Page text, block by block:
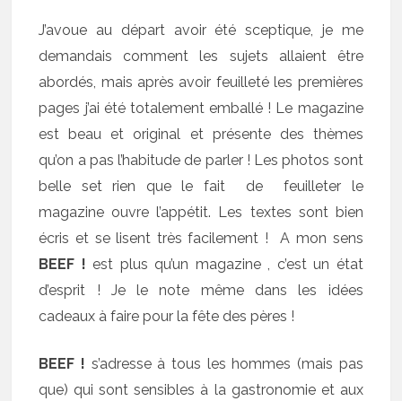
J’avoue au départ avoir été sceptique, je me
demandais comment les sujets allaient être
abordés, mais après avoir feuilleté les premières
pages j’ai été totalement emballé ! Le magazine
est beau et original et présente des thèmes
qu’on a pas l’habitude de parler ! Les photos sont
belle set rien que le fait de feuilleter le
magazine ouvre l’appétit. Les textes sont bien
écris et se lisent très facilement ! A mon sens
BEEF ! est plus qu’un magazine , c’est un état
d’esprit ! Je le note même dans les idées
cadeaux à faire pour la fête des pères !
BEEF ! s’adresse à tous les hommes (mais pas
que) qui sont sensibles à la gastronomie et aux